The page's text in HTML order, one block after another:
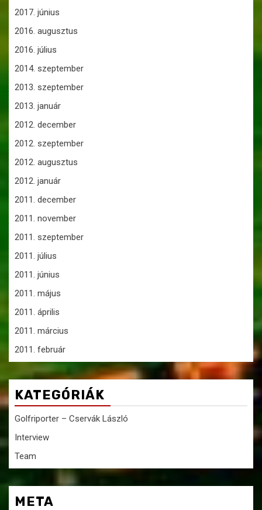
2017. június
2016. augusztus
2016. július
2014. szeptember
2013. szeptember
2013. január
2012. december
2012. szeptember
2012. augusztus
2012. január
2011. december
2011. november
2011. szeptember
2011. július
2011. június
2011. május
2011. április
2011. március
2011. február
KATEGÓRIÁK
Golfriporter – Cservák László
Interview
Team
META